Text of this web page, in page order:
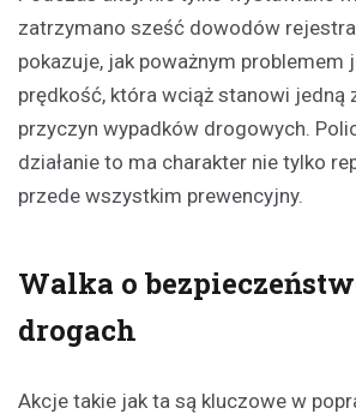
zatrzymano sześć dowodów
pokazuje, jak poważnym problemem
prędkość, która wciąż stanowi jedną
przyczyn wypadków drogowych.
działanie to ma charakter nie tylko
przede wszystkim prewencyjny.
Walka o
drogach
Akcje takie jak ta są kluczowe w